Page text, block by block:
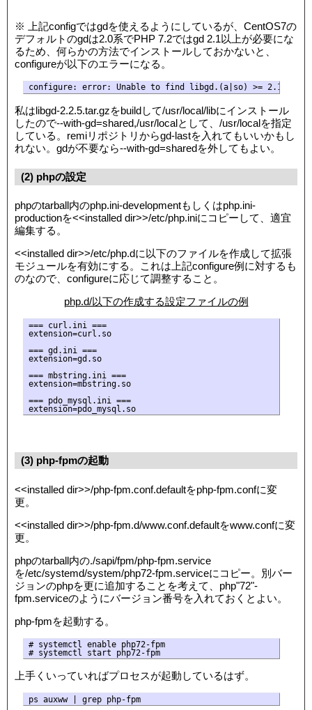
※ 上記configではgdを使えるようにしているが、CentOS7の
デフォルトのgdは2.0系でPHP 7.2ではgd 2.1以上が必要にな
るため、何らかの方法でインストールしておかないと、
configureが以下のエラーになる。
configure: error: Unable to find libgd.(a|so) >= 2.1.0
私はlibgd-2.2.5.tar.gzをbuildして/usr/local/libにインストール
したので--with-gd=shared,/usr/localとして、/usr/localを指定
している。remiリポジトリからgd-lastを入れてもいいかもし
れない。gdが不要なら--with-gd=sharedを外してもよい。
(2) phpの設定
phpのtarball内のphp.ini-developmentもしくはphp.ini-
productionを<<installed dir>>/etc/php.iniにコピーして、適宜
編集する。
<<installed dir>>/etc/php.dに以下のファイルを作成して拡張
モジュールを有効にする。これは上記configure例に対するも
のなので、configureに応じて調整すること。
php.d/以下の作成する設定ファイルの例
=== curl.ini ===
extension=curl.so
=== gd.ini ===
extension=gd.so
=== mbstring.ini ===
extension=mbstring.so
=== pdo_mysql.ini ===
extension=pdo_mysql.so
(3) php-fpmの起動
<<installed dir>>/php-fpm.conf.defaultをphp-fpm.confに変
更。
<<installed dir>>/php-fpm.d/www.conf.defaultをwww.confに変
更。
phpのtarball内の./sapi/fpm/php-fpm.service
を/etc/systemd/system/php72-fpm.serviceにコピー。別バー
ジョンのphpを更に追加することを考えて、php"72"-
fpm.serviceのようにバージョン番号を入れておくとよい。
php-fpmを起動する。
# systemctl enable php72-fpm
# systemctl start php72-fpm
上手くいっていればプロセスが起動しているはず。
ps auxww | grep php-fpm